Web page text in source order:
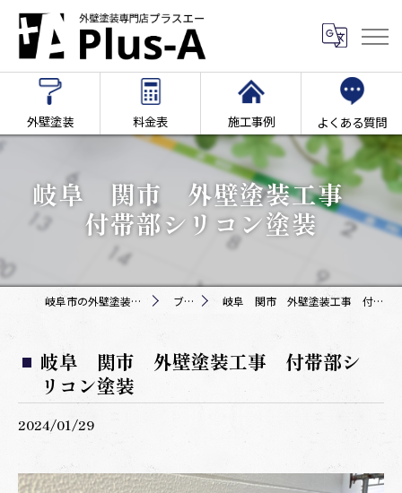
外壁塗装 料金表 施工事例 よくある質問
岐阜 関市 外壁塗装工事
付帯部シリコン塗装
岐阜市の外壁塗装専門店Plus-A ブログ 岐阜 関市 外壁塗装工事 付帯部シリコン塗装
岐阜 関市 外壁塗装工事 付帯部シ
リコン塗装
2024/01/29